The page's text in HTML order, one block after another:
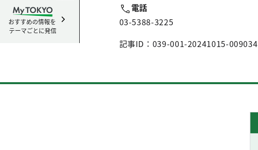
おすすめの情報を
テーマごとに発信
電話
03-5388-3225
記事ID：039-001-20241015-009034